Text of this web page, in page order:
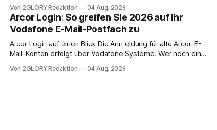
abwesenheiten und die gesamte kommunikation rund um
Ihr personal digital zu organisieren. In diesem Leitfaden
erfahren Sie alles, was Sie für einen reibungslosen Einstieg
brauchen, von der Registrierung
Von 2GLORY Redaktion 04 Aug. 2026
Arcor Login: So greifen Sie 2026 auf Ihr
Vodafone E-Mail-Postfach zu
Arcor Login auf einen Blick Die Anmeldung für alte Arcor-E-
Mail-Konten erfolgt über Vodafone Systeme. Wer noch eine
besitzt, loggt sich heute über das Vodafone E-Mail & Cloud
Von 2GLORY Redaktion 04 Aug. 2026